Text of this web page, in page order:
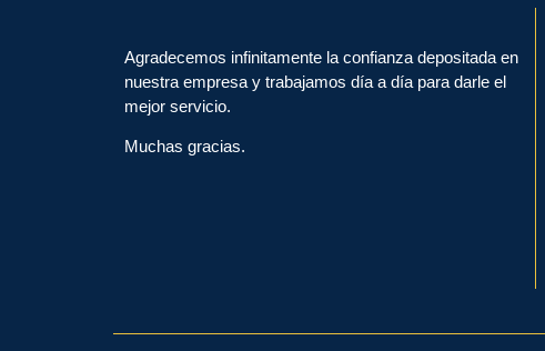
Agradecemos infinitamente la confianza depositada en
nuestra empresa y trabajamos día a día para darle el
mejor servicio.
Muchas gracias.